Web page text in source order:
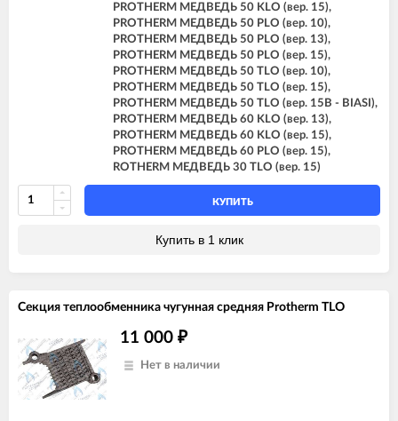
PROTHERM МЕДВЕДЬ 50 KLO (вер. 15),
PROTHERM МЕДВЕДЬ 50 PLO (вер. 10),
PROTHERM МЕДВЕДЬ 50 PLO (вер. 13),
PROTHERM МЕДВЕДЬ 50 PLO (вер. 15),
PROTHERM МЕДВЕДЬ 50 TLO (вер. 10),
PROTHERM МЕДВЕДЬ 50 TLO (вер. 15),
PROTHERM МЕДВЕДЬ 50 TLO (вер. 15B - BIASI),
PROTHERM МЕДВЕДЬ 60 KLO (вер. 13),
PROTHERM МЕДВЕДЬ 60 KLO (вер. 15),
PROTHERM МЕДВЕДЬ 60 PLO (вер. 15),
ROTHERM МЕДВЕДЬ 30 TLO (вер. 15)
КУПИТЬ
Купить в 1 клик
Секция теплообменника чугунная средняя Protherm TLO
11 000 ₽
Нет в наличии